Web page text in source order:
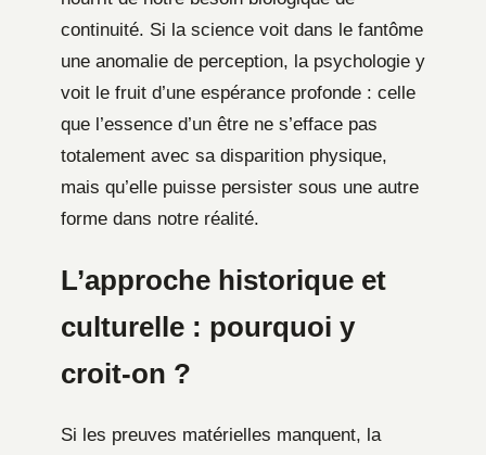
continuité. Si la science voit dans le fantôme
une anomalie de perception, la psychologie y
voit le fruit d’une espérance profonde : celle
que l’essence d’un être ne s’efface pas
totalement avec sa disparition physique,
mais qu’elle puisse persister sous une autre
forme dans notre réalité.
L’approche historique et
culturelle : pourquoi y
croit-on ?
Si les preuves matérielles manquent, la